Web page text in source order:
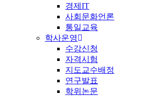
경제IT
사회문화언론
통일교육
학사운영
수강신청
자격시험
지도교수배정
연구발표
학위논문